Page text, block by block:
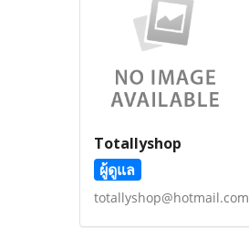
Totallyshop
ผู้ดูแล
totallyshop@hotmail.com